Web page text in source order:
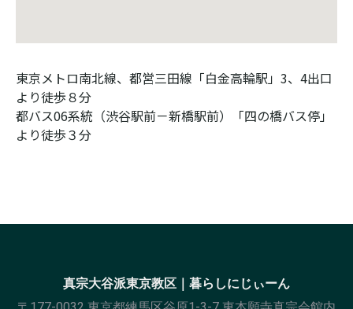
東京メトロ南北線、都営三田線「白金高輪駅」3、4出口
より徒歩８分
都バス06系統（渋谷駅前－新橋駅前）「四の橋バス停」
より徒歩３分
真宗大谷派東京教区｜暮らしにじぃーん